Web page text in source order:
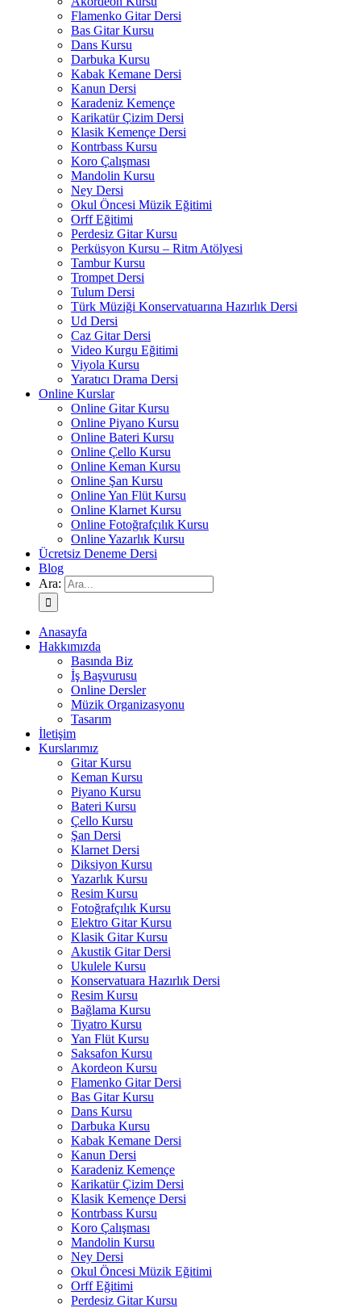
Flamenko Gitar Dersi
Bas Gitar Kursu
Dans Kursu
Darbuka Kursu
Kabak Kemane Dersi
Kanun Dersi
Karadeniz Kemençe
Karikatür Çizim Dersi
Klasik Kemençe Dersi
Kontrbass Kursu
Koro Çalışması
Mandolin Kursu
Ney Dersi
Okul Öncesi Müzik Eğitimi
Orff Eğitimi
Perdesiz Gitar Kursu
Perküsyon Kursu – Ritm Atölyesi
Tambur Kursu
Trompet Dersi
Tulum Dersi
Türk Müziği Konservatuarına Hazırlık Dersi
Ud Dersi
Caz Gitar Dersi
Video Kurgu Eğitimi
Viyola Kursu
Yaratıcı Drama Dersi
Online Kurslar
Online Gitar Kursu
Online Piyano Kursu
Online Bateri Kursu
Online Çello Kursu
Online Keman Kursu
Online Şan Kursu
Online Yan Flüt Kursu
Online Klarnet Kursu
Online Fotoğrafçılık Kursu
Online Yazarlık Kursu
Ücretsiz Deneme Dersi
Blog
Ara:
Anasayfa
Hakkımızda
Basında Biz
İş Başvurusu
Online Dersler
Müzik Organizasyonu
Tasarım
İletişim
Kurslarımız
Gitar Kursu
Keman Kursu
Piyano Kursu
Bateri Kursu
Çello Kursu
Şan Dersi
Klarnet Dersi
Diksiyon Kursu
Yazarlık Kursu
Resim Kursu
Fotoğrafçılık Kursu
Elektro Gitar Kursu
Klasik Gitar Kursu
Akustik Gitar Dersi
Ukulele Kursu
Konservatuara Hazırlık Dersi
Resim Kursu
Bağlama Kursu
Tiyatro Kursu
Yan Flüt Kursu
Saksafon Kursu
Akordeon Kursu
Flamenko Gitar Dersi
Bas Gitar Kursu
Dans Kursu
Darbuka Kursu
Kabak Kemane Dersi
Kanun Dersi
Karadeniz Kemençe
Karikatür Çizim Dersi
Klasik Kemençe Dersi
Kontrbass Kursu
Koro Çalışması
Mandolin Kursu
Ney Dersi
Okul Öncesi Müzik Eğitimi
Orff Eğitimi
Perdesiz Gitar Kursu